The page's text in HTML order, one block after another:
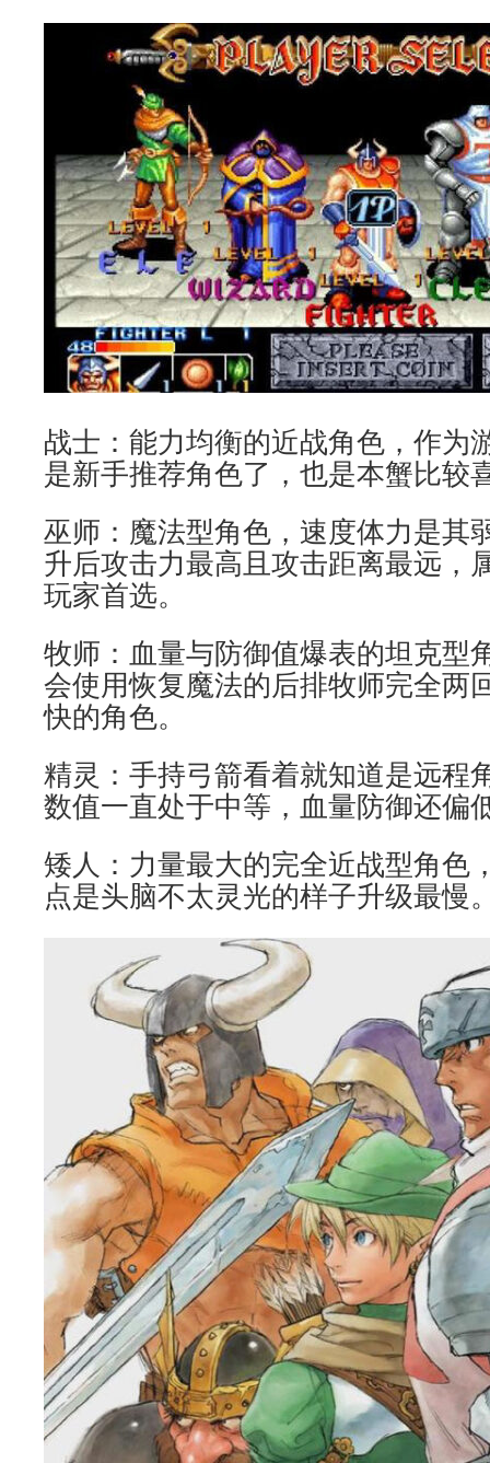
战士：能力均衡的近战角色，作为
是新手推荐角色了，也是本蟹比较
巫师：魔法型角色，速度体力是其
升后攻击力最高且攻击距离最远，
玩家首选。
牧师：血量与防御值爆表的坦克型
会使用恢复魔法的后排牧师完全两
快的角色。
精灵：手持弓箭看着就知道是远程
数值一直处于中等，血量防御还偏
矮人：力量最大的完全近战型角色
点是头脑不太灵光的样子升级最慢